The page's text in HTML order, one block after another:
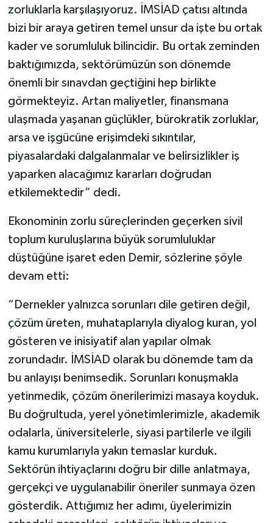
zorluklarla karşılaşıyoruz. İMSİAD çatısı altında
bizi bir araya getiren temel unsur da işte bu ortak
kader ve sorumluluk bilincidir. Bu ortak zeminden
baktığımızda, sektörümüzün son dönemde
önemli bir sınavdan geçtiğini hep birlikte
görmekteyiz. Artan maliyetler, finansmana
ulaşmada yaşanan güçlükler, bürokratik zorluklar,
arsa ve işgücüne erişimdeki sıkıntılar,
piyasalardaki dalgalanmalar ve belirsizlikler iş
yaparken alacağımız kararları doğrudan
etkilemektedir” dedi.
Ekonominin zorlu süreçlerinden geçerken sivil
toplum kuruluşlarına büyük sorumluluklar
düştüğüne işaret eden Demir, sözlerine şöyle
devam etti:
“Dernekler yalnızca sorunları dile getiren değil,
çözüm üreten, muhataplarıyla diyalog kuran, yol
gösteren ve inisiyatif alan yapılar olmak
zorundadır. İMSİAD olarak bu dönemde tam da
bu anlayışı benimsedik. Sorunları konuşmakla
yetinmedik, çözüm önerilerimizi masaya koyduk.
Bu doğrultuda, yerel yönetimlerimizle, akademik
odalarla, üniversitelerle, siyasi partilerle ve ilgili
kamu kurumlarıyla yakın temaslar kurduk.
Sektörün ihtiyaçlarını doğru bir dille anlatmaya,
gerçekçi ve uygulanabilir öneriler sunmaya özen
gösterdik. Attığımız her adımı, üyelerimizin